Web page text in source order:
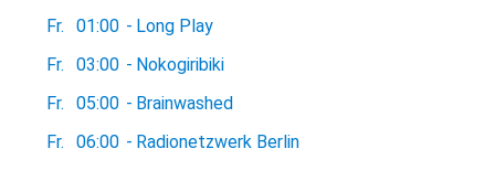
Fr.
01:00 - Long Play
Fr.
03:00 - Nokogiribiki
Fr.
05:00 - Brainwashed
Fr.
06:00 - Radionetzwerk Berlin